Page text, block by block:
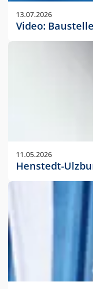
13.07.2026
Video:
11.05.2026
Henstedt-